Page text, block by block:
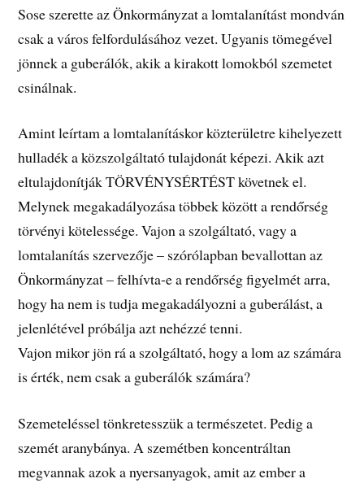
Sose szerette az Önkormányzat a lomtalanítást mondván
csak a város felfordulásához vezet. Ugyanis tömegével
jönnek a guberálók, akik a kirakott lomokból szemetet
csinálnak.
Amint leírtam a lomtalanításkor közterületre kihelyezett
hulladék a közszolgáltató tulajdonát képezi. Akik azt
eltulajdonítják TÖRVÉNYSÉRTÉST követnek el.
Melynek megakadályozása többek között a rendőrség
törvényi kötelessége. Vajon a szolgáltató, vagy a
lomtalanítás szervezője – szórólapban bevallottan az
Önkormányzat – felhívta-e a rendőrség figyelmét arra,
hogy ha nem is tudja megakadályozni a guberálást, a
jelenlétével próbálja azt nehézzé tenni.
Vajon mikor jön rá a szolgáltató, hogy a lom az számára
is érték, nem csak a guberálók számára?
Szemeteléssel tönkretesszük a természetet. Pedig a
szemét aranybánya. A szemétben koncentráltan
megvannak azok a nyersanyagok, amit az ember a